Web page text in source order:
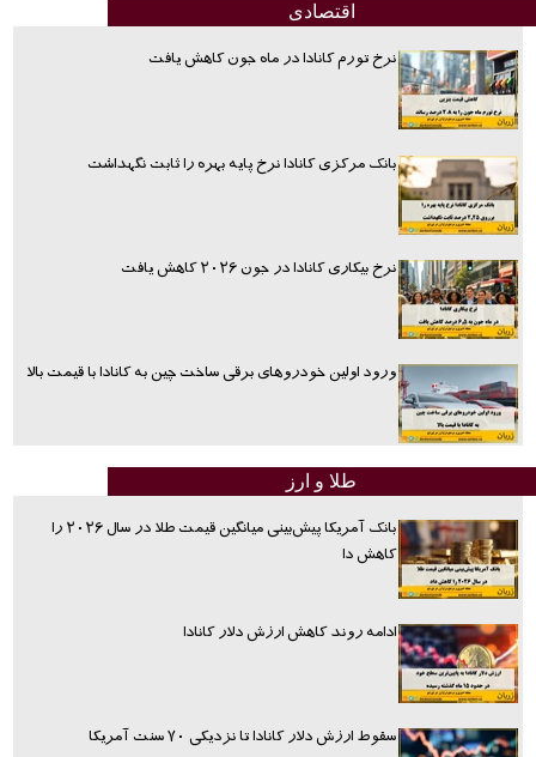
اقتصادی
نرخ تورم کانادا در ماه جون کاهش یافت
بانک مرکزی کانادا نرخ پایه بهره را ثابت نگهداشت
نرخ بیکاری کانادا در جون ۲۰۲۶ کاهش یافت
ورود اولین خودروهای برقی ساخت چین به کانادا با قیمت بالا
طلا و ارز
بانک آمریکا پیش‌بینی میانگین قیمت طلا در سال ۲۰۲۶ را
کاهش دا
ادامه روند کاهش ارزش دلار کانادا
سقوط ارزش دلار کانادا تا نزدیکی ۷۰ سنت آمریکا